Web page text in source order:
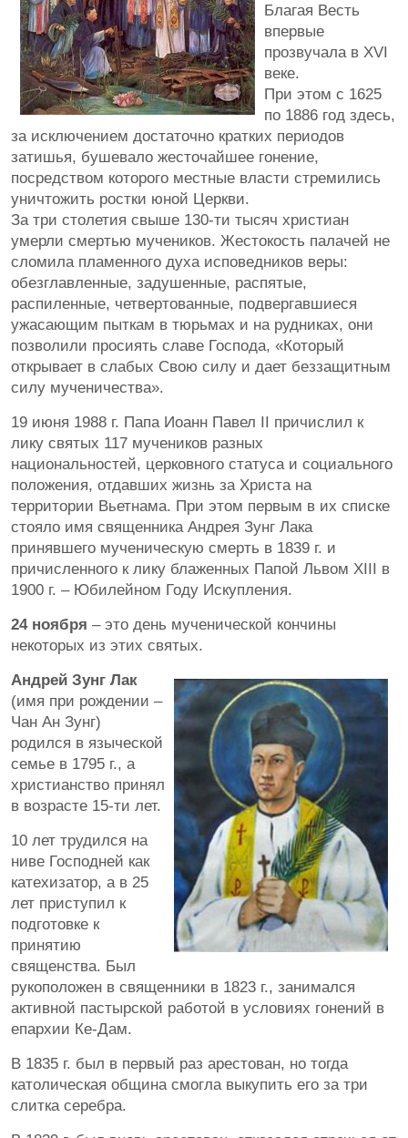
Благая Весть
впервые
прозвучала в XVI
веке.
При этом с 1625
по 1886 год здесь,
за исключением достаточно кратких периодов
затишья, бушевало жесточайшее гонение,
посредством которого местные власти стремились
уничтожить ростки юной Церкви.
За три столетия свыше 130-ти тысяч христиан
умерли смертью мучеников. Жестокость палачей не
сломила пламенного духа исповедников веры:
обезглавленные, задушенные, распятые,
распиленные, четвертованные, подвергавшиеся
ужасающим пыткам в тюрьмах и на рудниках, они
позволили просиять славе Господа, «Который
открывает в слабых Свою силу и дает беззащитным
силу мученичества».
19 июня 1988 г. Папа Иоанн Павел II причислил к
лику святых 117 мучеников разных
национальностей, церковного статуса и социального
положения, отдавших жизнь за Христа на
территории Вьетнама. При этом первым в их списке
стояло имя священника Андрея Зунг Лака
принявшего мученическую смерть в 1839 г. и
причисленного к лику блаженных Папой Львом XIII в
1900 г. – Юбилейном Году Искупления.
24 ноября – это день мученической кончины
некоторых из этих святых.
Андрей Зунг Лак
(имя при рождении –
Чан Ан Зунг)
родился в языческой
семье в 1795 г., а
христианство принял
в возрасте 15-ти лет.
10 лет трудился на
ниве Господней как
катехизатор, а в 25
лет приступил к
подготовке к
принятию
священства. Был
рукоположен в священники в 1823 г., занимался
активной пастырской работой в условиях гонений в
епархии Ке-Дам.
В 1835 г. был в первый раз арестован, но тогда
католическая община смогла выкупить его за три
слитка серебра.